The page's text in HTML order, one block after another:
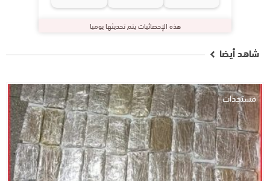
هذه الإحصائيات يتم تحديثها يوميا
شاهد أيضا
مستجدات